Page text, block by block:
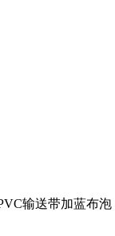
输送带加蓝布泡